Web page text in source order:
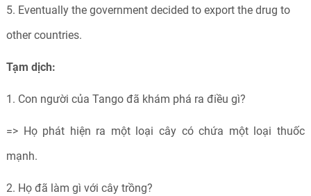
5. Eventually the government decided to export the drug to
other countries.
Tạm dịch:
1. Con người của Tango đã khám phá ra điều gì?
=> Họ phát hiện ra một loại cây có chứa một loại thuốc
mạnh.
2. Họ đã làm gì với cây trồng?